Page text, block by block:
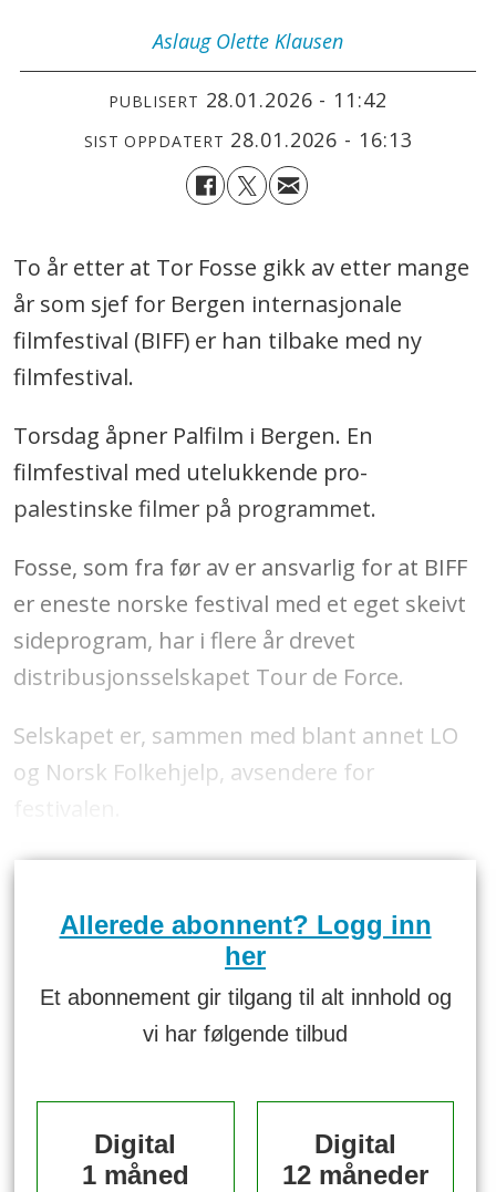
Aslaug Olette Klausen
PUBLISERT 28.01.2026 - 11:42
SIST OPPDATERT 28.01.2026 - 16:13
To år etter at Tor Fosse gikk av etter mange
år som sjef for Bergen internasjonale
filmfestival (BIFF) er han tilbake med ny
filmfestival.
Torsdag åpner Palfilm i Bergen. En
filmfestival med utelukkende pro-
palestinske filmer på programmet.
Fosse, som fra før av er ansvarlig for at BIFF
er eneste norske festival med et eget skeivt
sideprogram, har i flere år drevet
distribusjonsselskapet Tour de Force.
Selskapet er, sammen med blant annet LO
og Norsk Folkehjelp, avsendere for
Allerede abonnent? Logg inn
her
Et abonnement gir tilgang til alt innhold og
vi har følgende tilbud
Digital
1 måned
Digital
12 måneder